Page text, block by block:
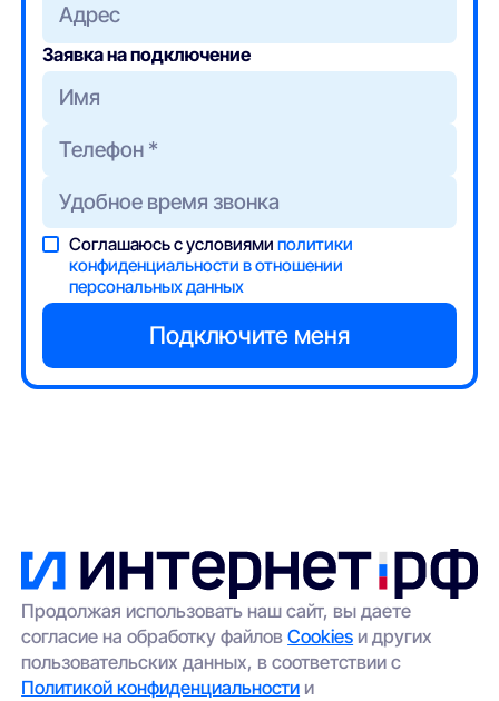
Адрес
Заявка на подключение
Соглашаюсь с условиямиполитики
конфиденциальности в отношении
персональных данных
Продолжая использовать наш сайт, вы даете
согласие на обработку файловCookies и других
пользовательских данных, в соответствии с
Политикой конфиденциальности и